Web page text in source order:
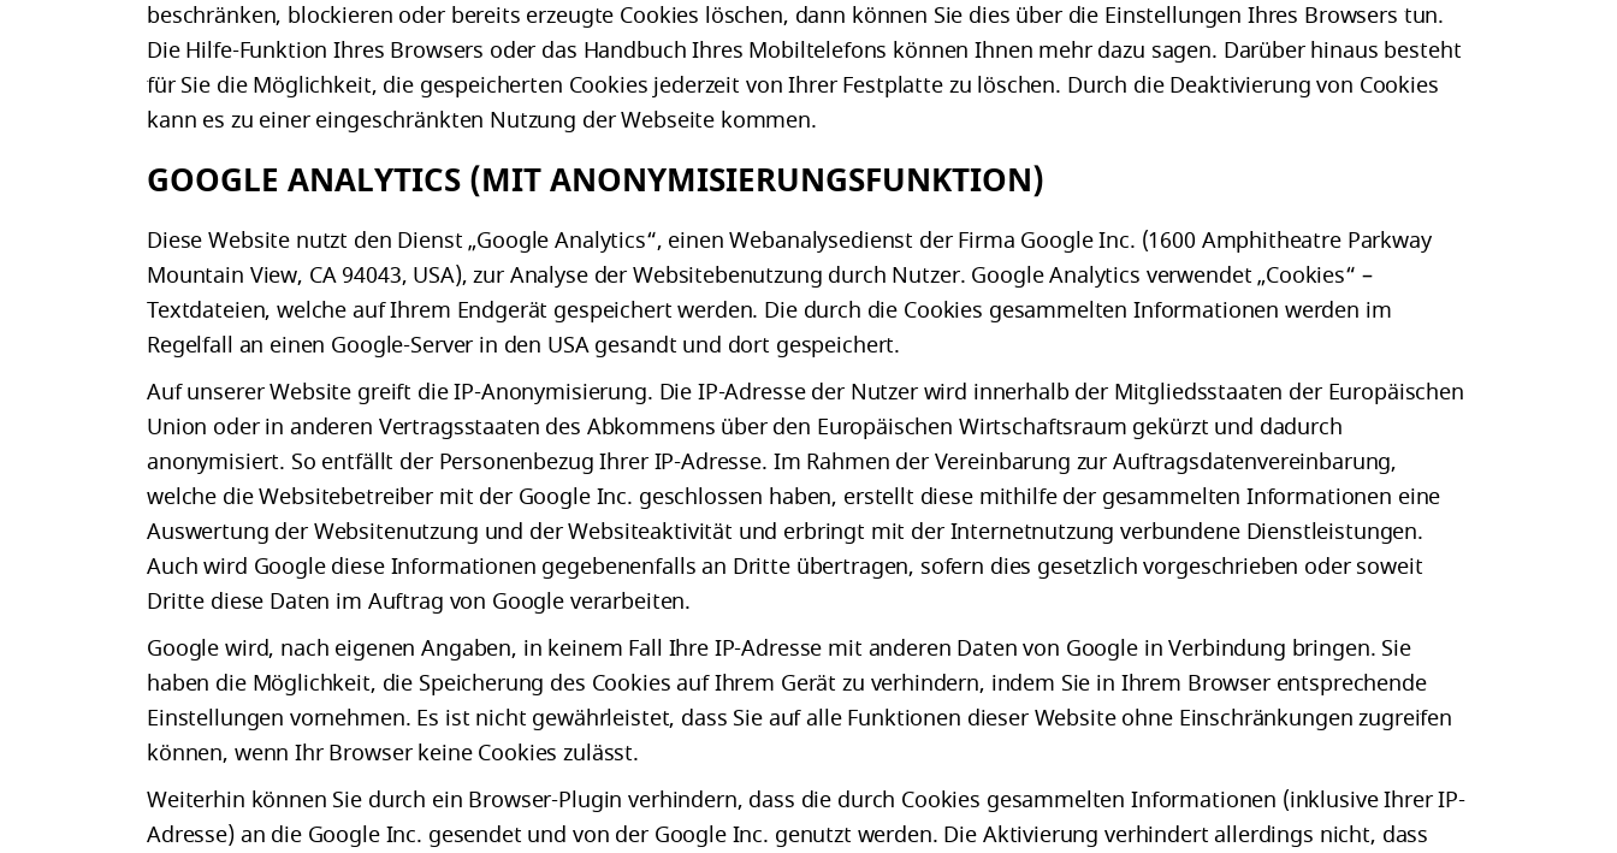
beschränken, blockieren oder bereits erzeugte Cookies löschen, dann können Sie dies über die Einstellungen Ihres Browsers tun.
Die Hilfe-Funktion Ihres Browsers oder das Handbuch Ihres Mobiltelefons können Ihnen mehr dazu sagen. Darüber hinaus besteht
für Sie die Möglichkeit, die gespeicherten Cookies jederzeit von Ihrer Festplatte zu löschen. Durch die Deaktivierung von Cookies
kann es zu einer eingeschränkten Nutzung der Webseite kommen.
GOOGLE ANALYTICS (MIT ANONYMISIERUNGSFUNKTION)
Diese Website nutzt den Dienst „Google Analytics“, einen Webanalysedienst der Firma Google Inc. (1600 Amphitheatre Parkway
Mountain View, CA 94043, USA), zur Analyse der Websitebenutzung durch Nutzer. Google Analytics verwendet „Cookies“ –
Textdateien, welche auf Ihrem Endgerät gespeichert werden. Die durch die Cookies gesammelten Informationen werden im
Regelfall an einen Google-Server in den USA gesandt und dort gespeichert.
Auf unserer Website greift die IP-Anonymisierung. Die IP-Adresse der Nutzer wird innerhalb der Mitgliedsstaaten der Europäischen
Union oder in anderen Vertragsstaaten des Abkommens über den Europäischen Wirtschaftsraum gekürzt und dadurch
anonymisiert. So entfällt der Personenbezug Ihrer IP-Adresse. Im Rahmen der Vereinbarung zur Auftragsdatenvereinbarung,
welche die Websitebetreiber mit der Google Inc. geschlossen haben, erstellt diese mithilfe der gesammelten Informationen eine
Auswertung der Websitenutzung und der Websiteaktivität und erbringt mit der Internetnutzung verbundene Dienstleistungen.
Auch wird Google diese Informationen gegebenenfalls an Dritte übertragen, sofern dies gesetzlich vorgeschrieben oder soweit
Dritte diese Daten im Auftrag von Google verarbeiten.
Google wird, nach eigenen Angaben, in keinem Fall Ihre IP-Adresse mit anderen Daten von Google in Verbindung bringen. Sie
haben die Möglichkeit, die Speicherung des Cookies auf Ihrem Gerät zu verhindern, indem Sie in Ihrem Browser entsprechende
Einstellungen vornehmen. Es ist nicht gewährleistet, dass Sie auf alle Funktionen dieser Website ohne Einschränkungen zugreifen
können, wenn Ihr Browser keine Cookies zulässt.
Weiterhin können Sie durch ein Browser-Plugin verhindern, dass die durch Cookies gesammelten Informationen (inklusive Ihrer IP-
Adresse) an die Google Inc. gesendet und von der Google Inc. genutzt werden. Die Aktivierung verhindert allerdings nicht, dass